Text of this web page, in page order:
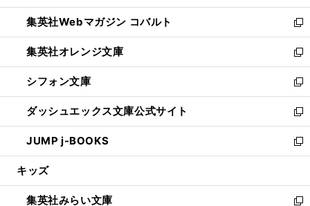
開
く
ウ
で
開
く
ン
ド
ウ
で
開
く
ウ
ィ
ン
ド
ウ
で
開
く
集英社Webマガジン コバルト
新
し
い
ウ
ィ
ン
ド
ウ
で
開
集英社オレンジ文庫
新
し
い
ウ
ィ
ン
ド
ウ
開
く
シフォン文庫
新
し
い
ウ
ィ
ン
ウ
で
ダッシュエックス文庫公式サイト
新
し
い
ウ
ン
ド
JUMP j-BOOKS
新
し
ウ
ィ
キッズ
集英社みらい文庫
新